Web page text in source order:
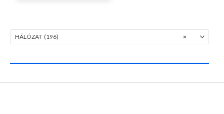
×
HÁLÓZAT (196)